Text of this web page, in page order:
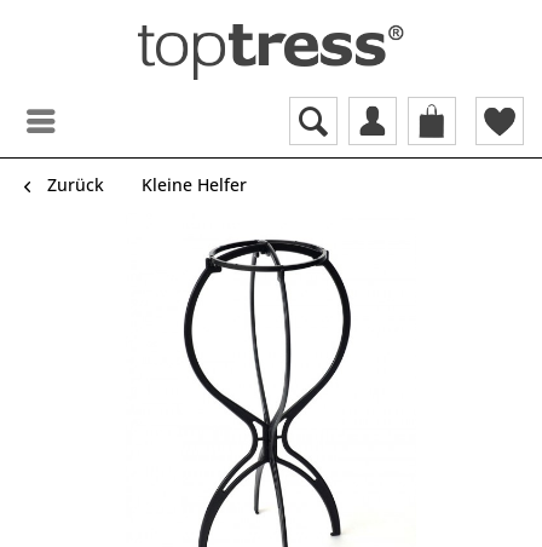
Zurück Kleine Helfer